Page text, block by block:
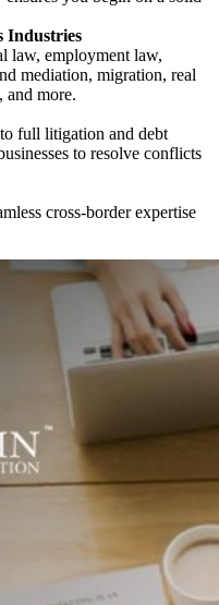
Industries
law, employment law,
mediation, migration, real
and more.
full litigation and debt
to resolve conflicts
cross-border expertise